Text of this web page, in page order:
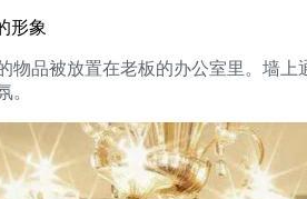
形象
物品被放置在老板的办公室里。墙
。